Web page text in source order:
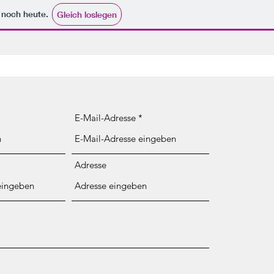
heute. Gleich loslegen
E-Mail-Adresse
Adresse